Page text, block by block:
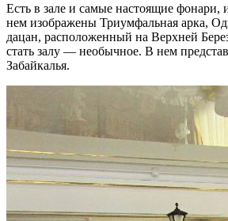
Есть в зале и самые настоящие
нем изображены Триумфальная арка,
дацан, расположенный на Верхней
стать залу — необычное. В нем
Забайкалья.